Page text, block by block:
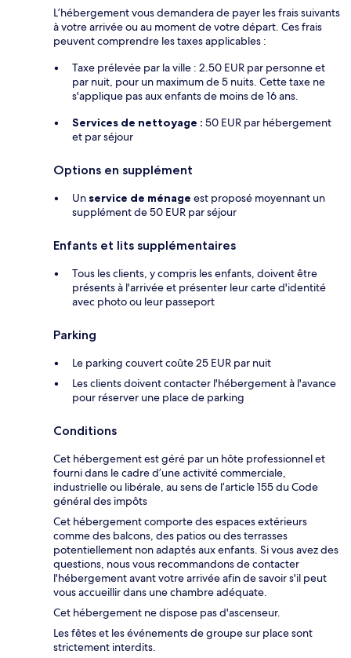
L’hébergement vous demandera de payer les frais suivants
à votre arrivée ou au moment de votre départ. Ces frais
peuvent comprendre les taxes applicables :
Taxe prélevée par la ville : 2.50 EUR par personne et
par nuit, pour un maximum de 5 nuits. Cette taxe ne
s'applique pas aux enfants de moins de 16 ans.
Services de nettoyage : 50 EUR par hébergement
et par séjour
Options en supplément
Un service de ménage est proposé moyennant un
supplément de 50 EUR par séjour
Enfants et lits supplémentaires
Tous les clients, y compris les enfants, doivent être
présents à l'arrivée et présenter leur carte d'identité
avec photo ou leur passeport
Parking
Le parking couvert coûte 25 EUR par nuit
Les clients doivent contacter l'hébergement à l'avance
pour réserver une place de parking
Conditions
Cet hébergement est géré par un hôte professionnel et
fourni dans le cadre d’une activité commerciale,
industrielle ou libérale, au sens de l’article 155 du Code
général des impôts
Cet hébergement comporte des espaces extérieurs
comme des balcons, des patios ou des terrasses
potentiellement non adaptés aux enfants. Si vous avez des
questions, nous vous recommandons de contacter
l'hébergement avant votre arrivée afin de savoir s'il peut
vous accueillir dans une chambre adéquate.
Cet hébergement ne dispose pas d'ascenseur.
Les fêtes et les événements de groupe sur place sont
strictement interdits.